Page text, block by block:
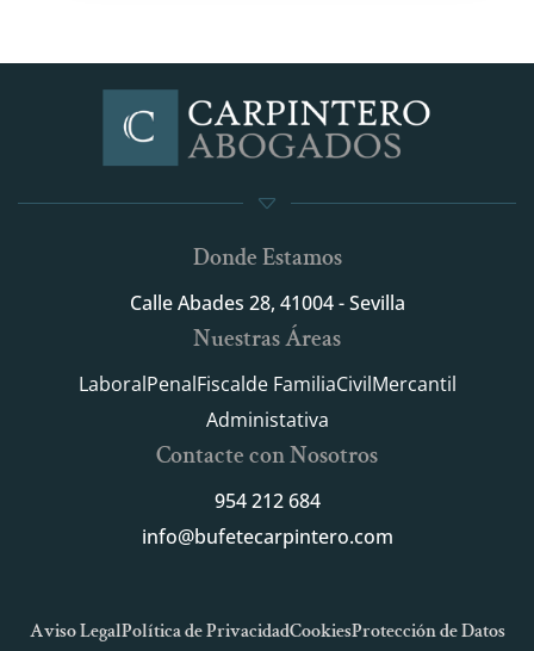
Donde Estamos
Calle Abades 28, 41004 - Sevilla
Nuestras Áreas
LaboralPenalFiscalde FamiliaCivilMercantil
Administativa
Contacte con Nosotros
954 212 684
info@bufetecarpintero.com
Aviso LegalPolítica de PrivacidadCookiesProtección de Datos